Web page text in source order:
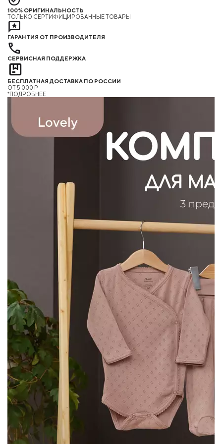
100% ОРИГИНАЛЬНОСТЬ
ТОЛЬКО СЕРТИФИЦИРОВАННЫЕ ТОВАРЫ
ГАРАНТИЯ ОТ ПРОИЗВОДИТЕЛЯ
СЕРВИСНАЯ ПОДДЕРЖКА
БЕСПЛАТНАЯ ДОСТАВКА ПО РОССИИ
ОТ 5 000 ₽
*ПОДРОБНЕЕ